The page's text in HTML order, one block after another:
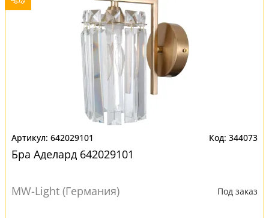
642029101 344073
Бра Аделард 642029101
MW-Light (Германия) Под заказ